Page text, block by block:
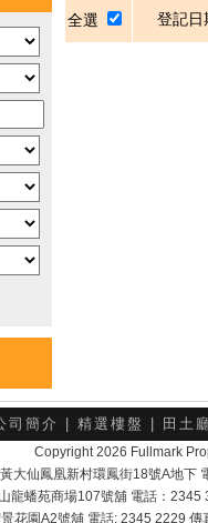
全選 登記日
司簡介 精選樓盤 田土
Copyright 2026 Fullmark
大仙鳳凰新村環鳳街18號A地
龍蟠苑商場107號舖 電話：
花園A2號舖 電話: 2345 2229